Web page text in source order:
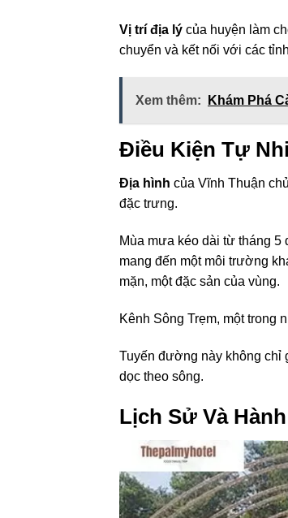
Vị trí địa lý của huyện làm
chuyển và kết nối với các
Xem thêm: Khám Phá
Điều Kiện Tự
Địa hình của Vĩnh Thuận
đặc trưng.
Mùa mưa kéo dài từ tháng
mang đến một môi trường
mặn, một đặc sản của vùng.
Kênh Sông Trẹm, một trong
Tuyến đường này không chỉ
dọc theo sông.
Lịch Sử Và